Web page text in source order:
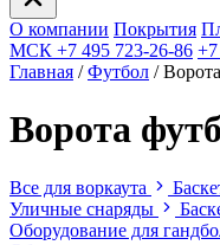
О компании Покрытия
МСК +7 495 723-26-86
Главная / Футбол /
Ворота
Все для воркаута
Уличные снаряды
Оборудование для